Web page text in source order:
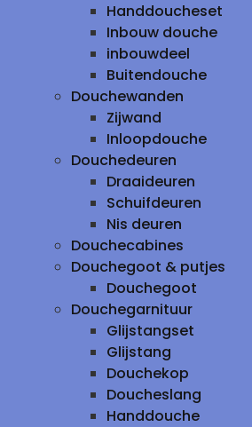
Handdoucheset
Inbouw douche
inbouwdeel
Buitendouche
Douchewanden
Zijwand
Inloopdouche
Douchedeuren
Draaideuren
Schuifdeuren
Nis deuren
Douchecabines
Douchegoot & putjes
Douchegoot
Douchegarnituur
Glijstangset
Glijstang
Douchekop
Doucheslang
Handdouche